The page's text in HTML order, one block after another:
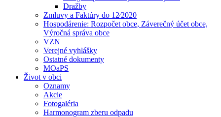
Dražby
Zmluvy a Faktúry do 12⁄2020
Hospodárenie: Rozpočet obce, Záverečný účet obce,
Výročná správa obce
VZN
Verejné vyhlášky
Ostatné dokumenty
MOaPS
Život v obci
Oznamy
Akcie
Fotogaléria
Harmonogram zberu odpadu